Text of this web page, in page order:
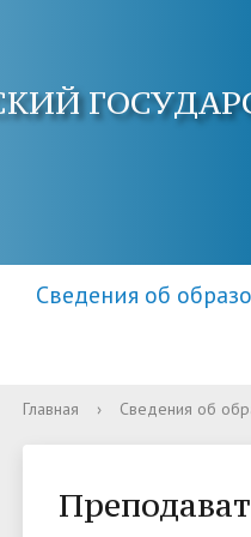
Сведения об
Структура и органы
Адреса электронной
Центр повышения
Информация о приеме
Правила и условия
Главная › Сведения об